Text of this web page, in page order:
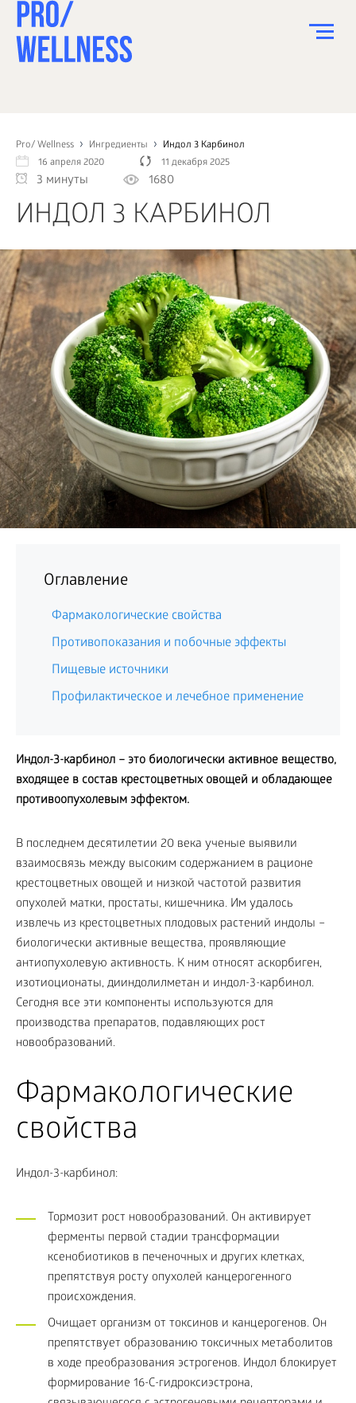
Pro/ Wellness Ингредиенты
Индол 3 Карбинол
16 апреля 2020
11 декабря 2025
3 минуты 1680
ИНДОЛ 3 КАРБИНОЛ
Оглавление
Фармакологические свойства
Противопоказания и побочные эффекты
Пищевые источники
Профилактическое и лечебное применение
Индол-3-карбинол – это биологически активное вещество,
входящее в состав крестоцветных овощей и обладающее
противоопухолевым эффектом.
В последнем десятилетии 20 века ученые выявили
взаимосвязь между высоким содержанием в рационе
крестоцветных овощей и низкой частотой развития
опухолей матки, простаты, кишечника. Им удалось
извлечь из крестоцветных плодовых растений индолы –
биологически активные вещества, проявляющие
антиопухолевую активность. К ним относят аскорбиген,
изотиоционаты, дииндолилметан и индол-3-карбинол.
Сегодня все эти компоненты используются для
производства препаратов, подавляющих рост
новообразований.
Фармакологические
свойства
Индол-3-карбинол:
Тормозит рост новообразований. Он активирует
ферменты первой стадии трансформации
ксенобиотиков в печеночных и других клетках,
препятствуя росту опухолей канцерогенного
происхождения.
Очищает организм от токсинов и канцерогенов. Он
препятствует образованию токсичных метаболитов
в ходе преобразования эстрогенов. Индол блокирует
формирование 16-С-гидроксиэстрона,
СПОРТ
ЗДОРОВЬЕ
КРАСОТА
ДЕТИ
ДОМ
КАК?
БИЗНЕС